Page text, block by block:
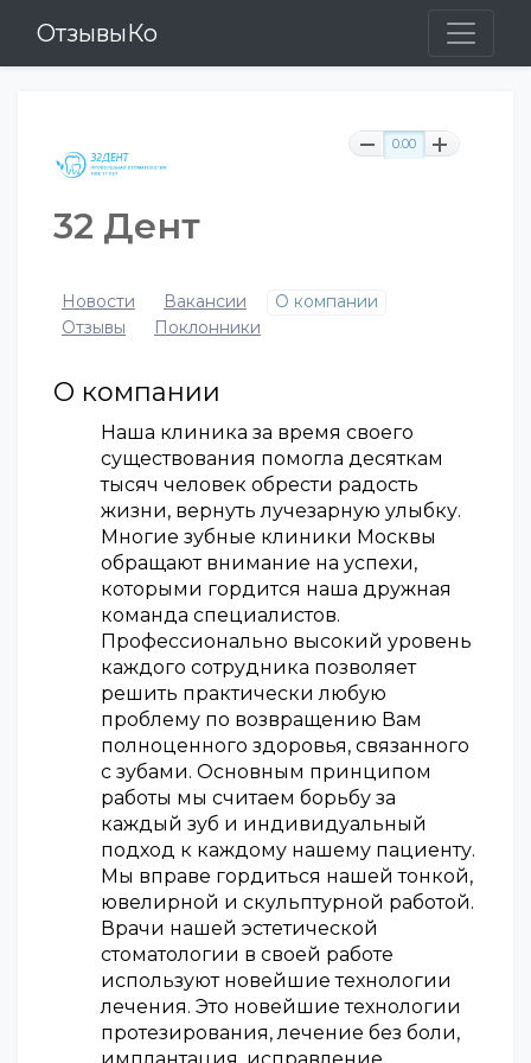
ОтзывыКо
0.00
32 Дент
Новости Вакансии
О компании
Отзывы
Поклонники
О компании
Наша клиника за время своего
существования помогла десяткам
тысяч человек обрести радость
жизни, вернуть лучезарную улыбку.
Многие зубные клиники Москвы
обращают внимание на успехи,
которыми гордится наша дружная
команда специалистов.
Профессионально высокий уровень
каждого сотрудника позволяет
решить практически любую
проблему по возвращению Вам
полноценного здоровья, связанного
с зубами. Основным принципом
работы мы считаем борьбу за
каждый зуб и индивидуальный
подход к каждому нашему пациенту.
Мы вправе гордиться нашей тонкой,
ювелирной и скульптурной работой.
Врачи нашей эстетической
стоматологии в своей работе
используют новейшие технологии
лечения. Это новейшие технологии
протезирования, лечение без боли,
имплантация, исправление